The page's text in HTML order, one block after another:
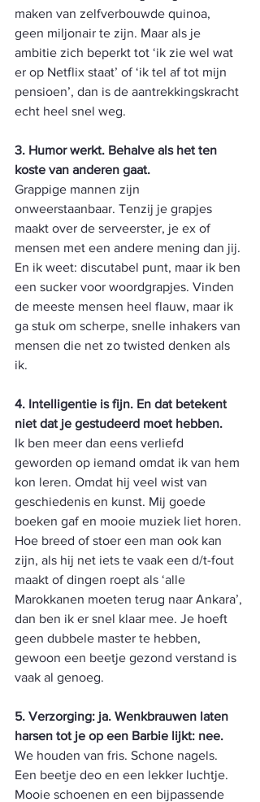
maken van zelfverbouwde quinoa,
geen miljonair te zijn. Maar als je
ambitie zich beperkt tot ‘ik zie wel wat
er op Netflix staat’ of ‘ik tel af tot mijn
pensioen’, dan is de aantrekkingskracht
echt heel snel weg.
3. Humor werkt. Behalve als het ten
koste van anderen gaat.
Grappige mannen zijn
onweerstaanbaar. Tenzij je grapjes
maakt over de serveerster, je ex of
mensen met een andere mening dan jij.
En ik weet: discutabel punt, maar ik ben
een sucker voor woordgrapjes. Vinden
de meeste mensen heel flauw, maar ik
ga stuk om scherpe, snelle inhakers van
mensen die net zo twisted denken als
ik.
4. Intelligentie is fijn. En dat betekent
niet dat je gestudeerd moet hebben.
Ik ben meer dan eens verliefd
geworden op iemand omdat ik van hem
kon leren. Omdat hij veel wist van
geschiedenis en kunst. Mij goede
boeken gaf en mooie muziek liet horen.
Hoe breed of stoer een man ook kan
zijn, als hij net iets te vaak een d/t-fout
maakt of dingen roept als ‘alle
Marokkanen moeten terug naar Ankara’,
dan ben ik er snel klaar mee. Je hoeft
geen dubbele master te hebben,
gewoon een beetje gezond verstand is
vaak al genoeg.
5. Verzorging: ja. Wenkbrauwen laten
harsen tot je op een Barbie lijkt: nee.
We houden van fris. Schone nagels.
Een beetje deo en een lekker luchtje.
Mooie schoenen en een bijpassende